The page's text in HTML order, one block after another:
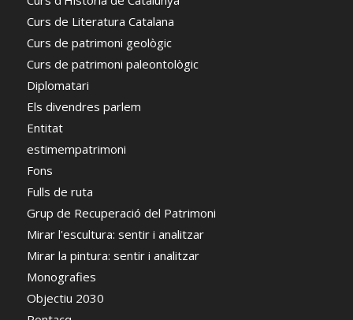
Curs de Literatura Catalana
Curs de patrimoni geològic
Curs de patrimoni paleontològic
Diplomatari
Els divendres parlem
Entitat
estimempatrimoni
Fons
Fulls de ruta
Grup de Recuperació del Patrimoni
Mirar l'escultura: sentir i analitzar
Mirar la pintura: sentir i analitzar
Monografies
Objectiu 2030